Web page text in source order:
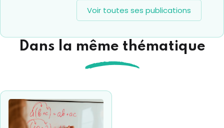
Voir toutes ses publications
Dans la même thématique